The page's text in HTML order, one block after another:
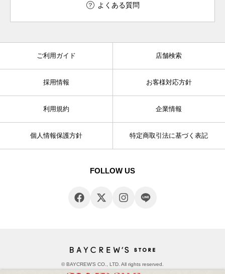
よくある質問
ご利用ガイド 店舗検索
採用情報 お客様対応方針
利用規約 企業情報
個人情報保護方針 特定商取引法に基づく表記
FOLLOW US
© BAYCREW’S CO., LTD. All rights reserved.